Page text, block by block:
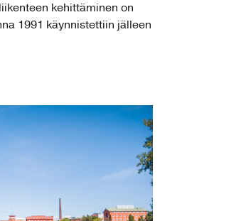
kehittäminen on
1991 käynnistettiin jälleen